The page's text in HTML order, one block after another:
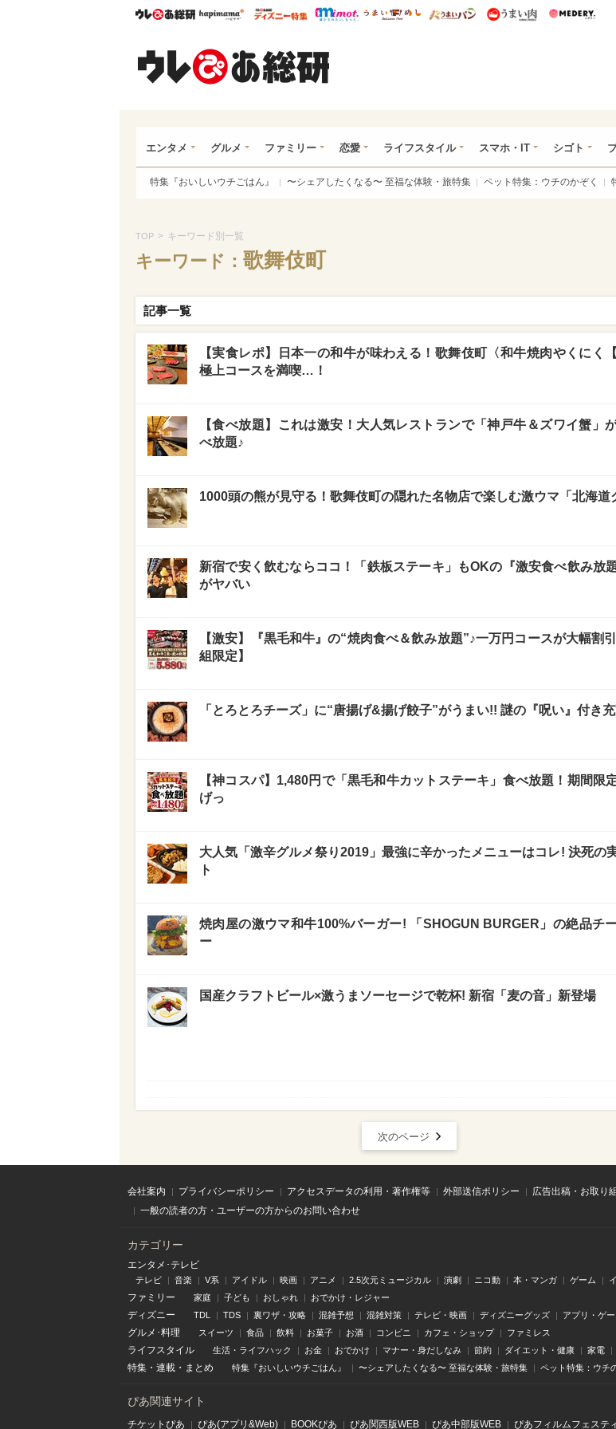
ウレぴあ総研ハピママ* ウレぴあ総研 ディズニー特集
mimot. うまいめし うまいパン うまい肉
エンタメ グルメ ファミリー 恋愛 ライフスタイル スマホ・IT シゴト
特集『おいしいウチごはん』 〜シェアしたくなる〜 至福な体験・旅特集 ペット特集：ウチのかぞく
TOP > キーワード別一覧
キーワード： 歌舞伎町
記事一覧
【実食レポ】日本一の和牛が味わえる！歌舞伎町〈和牛焼肉やくにく
極上コースを満喫…！
【食べ放題】これは激安！大人気レストランで「神戸牛＆ズワイ蟹」
べ放題♪
1000頭の熊が見守る！歌舞伎町の隠れた名物店で楽しむ激ウマ「北海道
新宿で安く飲むならココ！「鉄板ステーキ」もOKの『激安食べ飲み放題
がヤバい
【激安】『黒毛和牛』の“焼肉食べ＆飲み放題”♪一万円コースが大幅割
組限定】
「とろとろチーズ」に“唐揚げ&揚げ餃子”がうまい!! 謎の『呪い』付き
【神コスパ】1,480円で「黒毛和牛カットステーキ」食べ放題！期間限
げっ
大人気「激辛グルメ祭り2019」最強に辛かったメニューはコレ! 決死の
ト
焼肉屋の激ウマ和牛100%バーガー! 「SHOGUN BURGER」の絶品チ
ー
国産クラフトビール×激うまソーセージで乾杯! 新宿「麦の音」新登場
次のページ
会社案内 プライバシーポリシー アクセスデータの利用・著作権等 外部送信ポリシー
広告出稿・お取り
一般の読者の方・ユーザーの方からのお問い合わせ
カテゴリー
エンタメ･テレビ
テレビ 音楽 V系 アイドル 映画 アニメ 2.5次元ミュージカル 演劇 ニコ動 本・マンガ ゲーム
ファミリー 家庭 子ども おしゃれ おでかけ・レジャー
ディズニー TDL TDS 裏ワザ・攻略 混雑予想 混雑対策 テレビ・映画 ディズニーグッズ アプリ・ゲー
グルメ･料理 スイーツ 食品 飲料 お菓子 お酒 コンビニ カフェ・ショップ ファミレス
ライフスタイル 生活・ライフハック お金 おでかけ マナー・身だしなみ 節約 ダイエット・健康 家電
特集 ・ 連載 ・ まとめ 特集『おいしいウチごはん』 〜シェアしたくなる〜 至福な体験・旅特集 ペット特集：ウチ
ぴあ関連サイト
チケットぴあ ぴあ(アプリ&Web) BOOKぴあ ぴあ関⻄版WEB ぴあ中部版WEB ぴあフィルムフェステ